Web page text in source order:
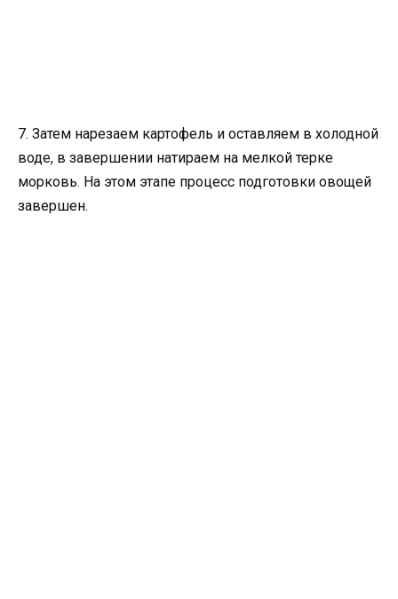
7. Затем нарезаем картофель и оставляем в холодной
воде, в завершении натираем на мелкой терке
морковь. На этом этапе процесс подготовки овощей
завершен.